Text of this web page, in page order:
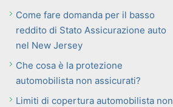
Come fare domanda per il basso
reddito di Stato Assicurazione auto
nel New Jersey
Che cosa è la protezione
automobilista non assicurati?
Limiti di copertura automobilista non